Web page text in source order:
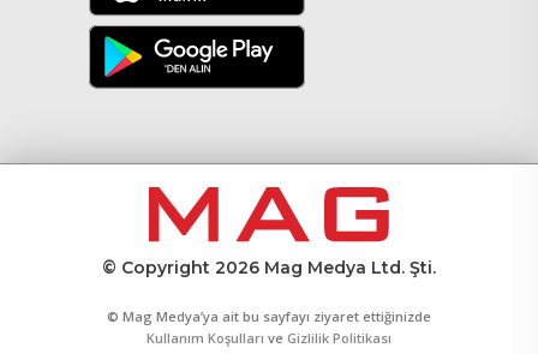
© Copyright 2026 Mag Medya Ltd. Şti.
© Mag Medya’ya ait bu sayfayı ziyaret ettiğinizde
Kullanım Koşulları ve Gizlilik Politikası